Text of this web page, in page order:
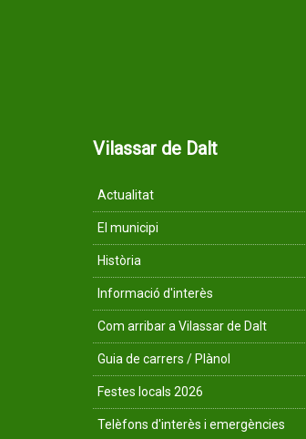
Vilassar de Dalt
Actualitat
El municipi
Història
Informació d'interès
Com arribar a Vilassar de Dalt
Guia de carrers / Plànol
Festes locals 2026
Telèfons d'interès i emergències